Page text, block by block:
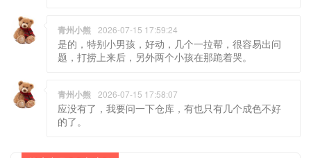
青州小熊 2026-07-15 17:59:24
是的，特别小男孩，好动，几个一拉帮，很容易出问
题，打捞上来后，另外两个小孩在那跪着哭。
青州小熊 2026-07-15 17:58:07
应没有了，我要问一下仓库，有也只有几个成色不好
的了。